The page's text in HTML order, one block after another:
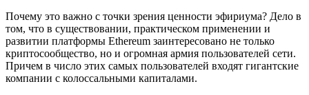
Почему это важно с точки зрения ценности эфириума? Дело в
том, что в существовании, практическом применении и
развитии платформы Ethereum заинтересовано не только
криптосообщество, но и огромная армия пользователей сети.
Причем в число этих самых пользователей входят гигантские
компании с колоссальными капиталами.